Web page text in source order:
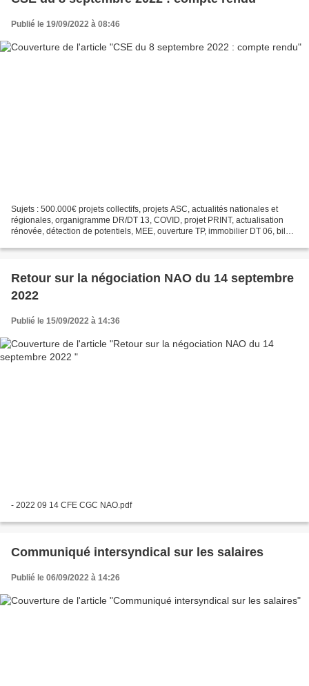
Publié le 19/09/2022 à 08:46
Sujets : 500.000€ projets collectifs, projets ASC, actualités nationales et
régionales, organigramme DR/DT 13, COVID, projet PRINT, actualisation
rénovée, détection de potentiels, MEE, ouverture TP, immobilier DT 06, bilan
Retour sur la négociation NAO du 14 septembre
2022
Publié le 15/09/2022 à 14:36
- 2022 09 14 CFE CGC NAO.pdf
Communiqué intersyndical sur les salaires
Publié le 06/09/2022 à 14:26